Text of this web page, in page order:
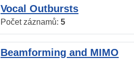
Vocal Outbursts
Počet záznamů: 5
Beamforming and MIMO